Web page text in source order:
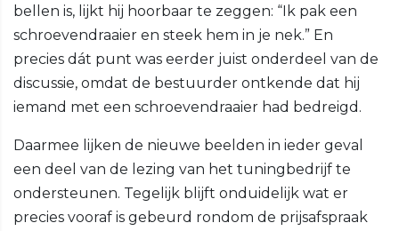
bellen is, lijkt hij hoorbaar te zeggen: “Ik pak een
schroevendraaier en steek hem in je nek.” En
precies dát punt was eerder juist onderdeel van de
discussie, omdat de bestuurder ontkende dat hij
iemand met een schroevendraaier had bedreigd.
Daarmee lijken de nieuwe beelden in ieder geval
een deel van de lezing van het tuningbedrijf te
ondersteunen. Tegelijk blijft onduidelijk wat er
precies vooraf is gebeurd rondom de prijsafspraak